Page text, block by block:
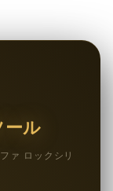
ール
ァ ロックシリ